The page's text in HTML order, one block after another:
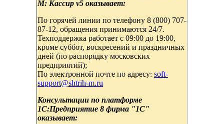
М: Кассир v5 оказывает:
По горячей линии по телефону 8 (800) 707-
87-12, обращения принимаются 24/7.
Техподдержка работает с 09:00 до 19:00,
кроме суббот, воскресений и праздничных
дней (по распорядку московских
предприятий);
По электронной почте по адресу: soft-
support@shtrih-m.ru
Консультации по платформе
1С:Предприятие 8 фирма "1С"
оказывает: